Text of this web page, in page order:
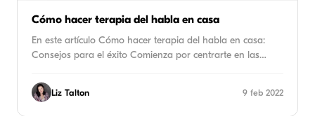
Cómo hacer terapia del habla en casa
En este artículo Cómo hacer terapia del habla en casa:
Consejos para el éxito Comienza por centrarte en las…
Liz Talton 9 feb 2022